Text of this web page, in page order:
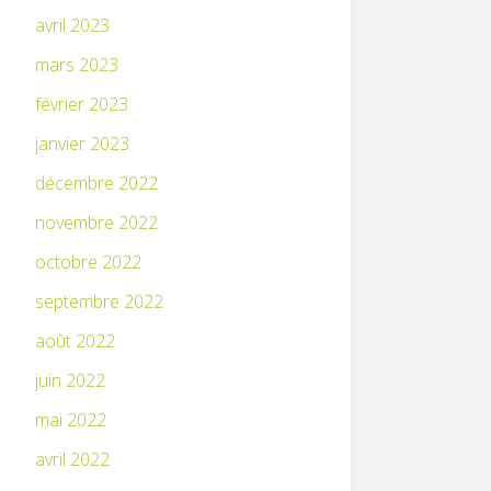
avril 2023
mars 2023
février 2023
janvier 2023
décembre 2022
novembre 2022
octobre 2022
septembre 2022
août 2022
juin 2022
mai 2022
avril 2022